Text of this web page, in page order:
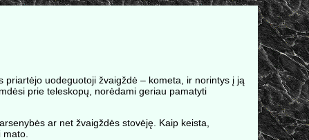
uodeguotoji žvaigždė – kometa, ir norintys į ją
prie teleskopų, norėdami geriau pamatyti
ar net žvaigždės stovėję. Kaip keista,